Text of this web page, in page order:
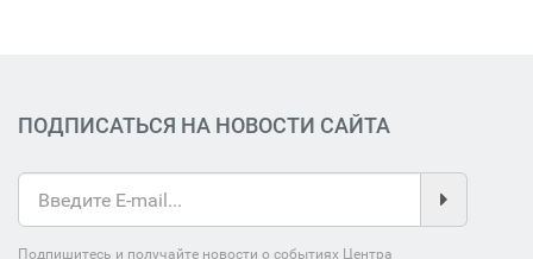
ПОДПИСАТЬСЯ НА НОВОСТИ САЙТА
Подпишитесь и получайте новости о событиях Центра